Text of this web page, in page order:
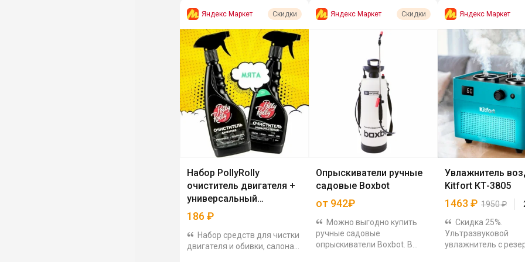
Яндекс Маркет Скидки
Набор PollyRolly
очиститель двигателя +
универсальный
очиститель
186₽
Набор средств для чистки
двигателя и обивки, салона
Яндекс Маркет Скидки
Опрыскиватели ручные
садовые Boxbot
от 942₽
Можно выгодно купить
ручные садовые
опрыскиватели Boxbot. В
Яндекс Маркет
Увлажнитель
Kitfort КТ-3805
1463 ₽ 1950₽
Скидка 25%.
Ультразвуковой
увлажнитель с